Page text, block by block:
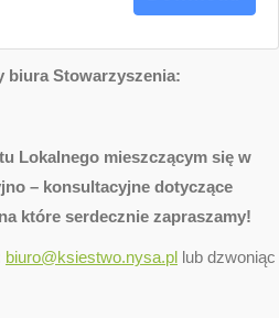
biura Stowarzyszenia:
Lokalnego mieszczącym się w
– konsultacyjne dotyczące
które serdecznie zapraszamy!
biuro@ksiestwo.nysa.pl lub dzwoniąc